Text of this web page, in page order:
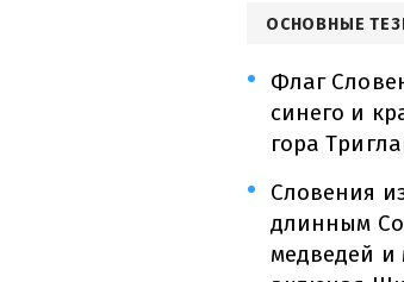
ОСНОВНЫЕ
Флаг
синего и
гора
Словения
длинным
медведей